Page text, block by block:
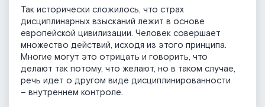
Так исторически сложилось, что страх
дисциплинарных взысканий лежит в основе
европейской цивилизации. Человек совершает
множество действий, исходя из этого принципа.
Многие могут это отрицать и говорить, что
делают так потому, что желают, но в таком случае,
речь идет о другом виде дисциплинированности
– внутреннем контроле.